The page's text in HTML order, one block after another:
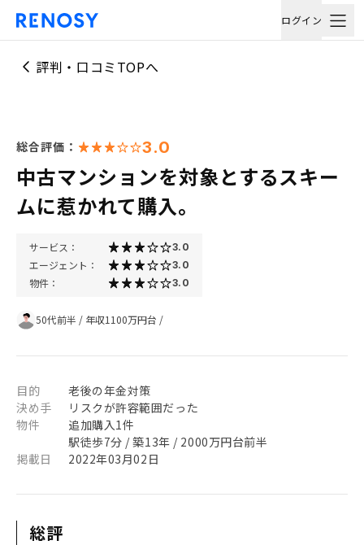
ログイン
評判・口コミTOPへ
総合評価： 3.0
中古マンションを対象とするスキー
ムに惹かれて購入。
サービス： 3.0
エージェント： 3.0
物件： 3.0
50代前半 / 年収1100万円台 /
目的
老後の年金対策
決め手
リスクが許容範囲だった
物件
追加購入1件
駅徒歩7分 / 築13年 / 2000万円台前半
掲載日
2022年03月02日
総評